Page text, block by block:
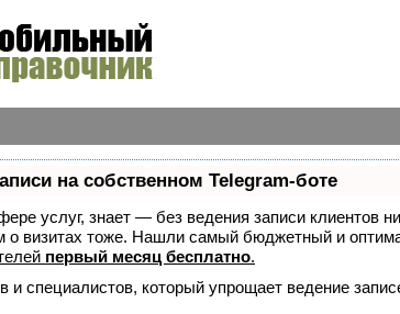
на собственном Telegram-боте
услуг, знает — без ведения записи клиентов
о визитах тоже. Нашли самый бюджетный и
первый месяц бесплатно.
и специалистов, который упрощает ведение